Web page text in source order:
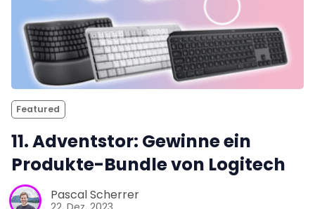
Featured
11. Adventstor: Gewinne ein
Produkte-Bundle von Logitech
Pascal Scherrer